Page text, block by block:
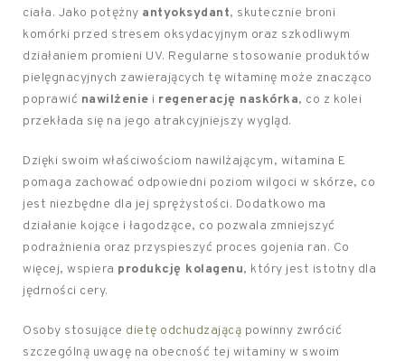
ciała. Jako potężny antyoksydant, skutecznie broni
komórki przed stresem oksydacyjnym oraz szkodliwym
działaniem promieni UV. Regularne stosowanie produktów
pielęgnacyjnych zawierających tę witaminę może znacząco
poprawić nawilżenie i regenerację naskórka, co z kolei
przekłada się na jego atrakcyjniejszy wygląd.
Dzięki swoim właściwościom nawilżającym, witamina E
pomaga zachować odpowiedni poziom wilgoci w skórze, co
jest niezbędne dla jej sprężystości. Dodatkowo ma
działanie kojące i łagodzące, co pozwala zmniejszyć
podrażnienia oraz przyspieszyć proces gojenia ran. Co
więcej, wspiera produkcję kolagenu, który jest istotny dla
jędrności cery.
Osoby stosujące dietę odchudzającą powinny zwrócić
szczególną uwagę na obecność tej witaminy w swoim